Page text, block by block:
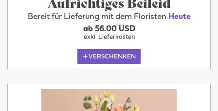
Bereit für Lieferung mit dem Floristen Heute
ab 56.00 USD
exkl. Lieferkosten
VERSCHENKEN